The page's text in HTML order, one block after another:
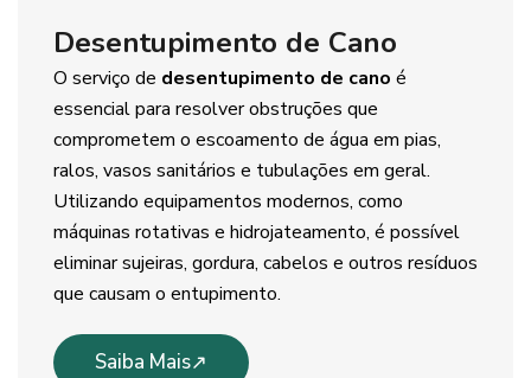
Desentupimento de Cano
O serviço de desentupimento de cano é
essencial para resolver obstruções que
comprometem o escoamento de água em pias,
ralos, vasos sanitários e tubulações em geral.
Utilizando equipamentos modernos, como
máquinas rotativas e hidrojateamento, é possível
eliminar sujeiras, gordura, cabelos e outros resíduos
que causam o entupimento.
Saiba Mais